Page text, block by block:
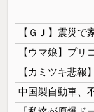
【ウマ娘】プ
中国製自動車、